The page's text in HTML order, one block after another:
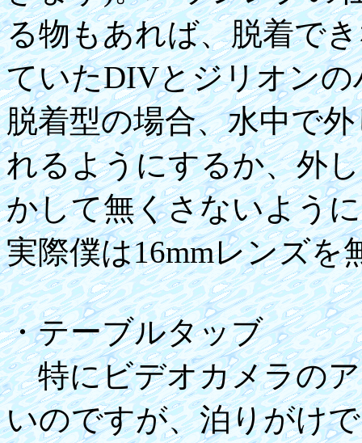
る物もあれば、脱着で
ていたDIVとジリオン
脱着型の場合、水中で
れるようにするか、外
かして無くさないよう
実際僕は16mmレンズを
・テーブルタッブ
特にビデオカメラのア
いのですが、泊りがけ